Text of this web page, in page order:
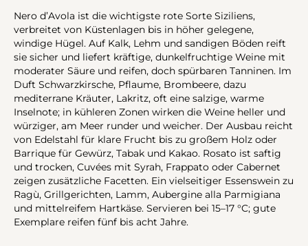
Nero d’Avola ist die wichtigste rote Sorte Siziliens,
verbreitet von Küstenlagen bis in höher gelegene,
windige Hügel. Auf Kalk, Lehm und sandigen Böden reift
sie sicher und liefert kräftige, dunkelfruchtige Weine mit
moderater Säure und reifen, doch spürbaren Tanninen. Im
Duft Schwarzkirsche, Pflaume, Brombeere, dazu
mediterrane Kräuter, Lakritz, oft eine salzige, warme
Inselnote; in kühleren Zonen wirken die Weine heller und
würziger, am Meer runder und weicher. Der Ausbau reicht
von Edelstahl für klare Frucht bis zu großem Holz oder
Barrique für Gewürz, Tabak und Kakao. Rosato ist saftig
und trocken, Cuvées mit Syrah, Frappato oder Cabernet
zeigen zusätzliche Facetten. Ein vielseitiger Essenswein zu
Ragù, Grillgerichten, Lamm, Aubergine alla Parmigiana
und mittelreifem Hartkäse. Servieren bei 15–17 °C; gute
Exemplare reifen fünf bis acht Jahre.